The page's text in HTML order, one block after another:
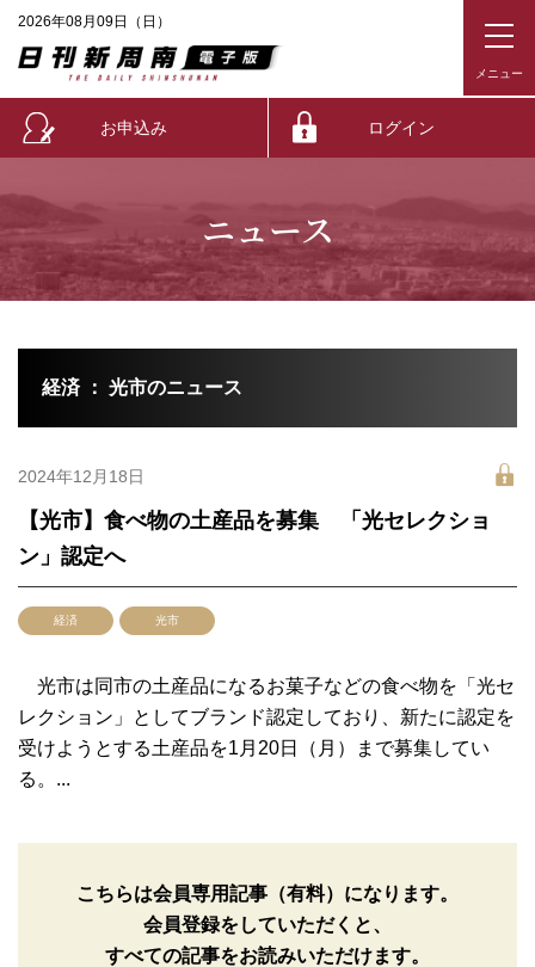
2026年08月09日（日）
お申込み ログイン
ニュース
経済 ： 光市のニュース
2024年12月18日
【光市】食べ物の土産品を募集 「光セレクショ
ン」認定へ
経済 光市
光市は同市の土産品になるお菓子などの食べ物を「光セ
レクション」としてブランド認定しており、新たに認定を
受けようとする土産品を1月20日（月）まで募集してい
る。...
こちらは会員専用記事（有料）になります。
会員登録をしていただくと、
すべての記事をお読みいただけます。